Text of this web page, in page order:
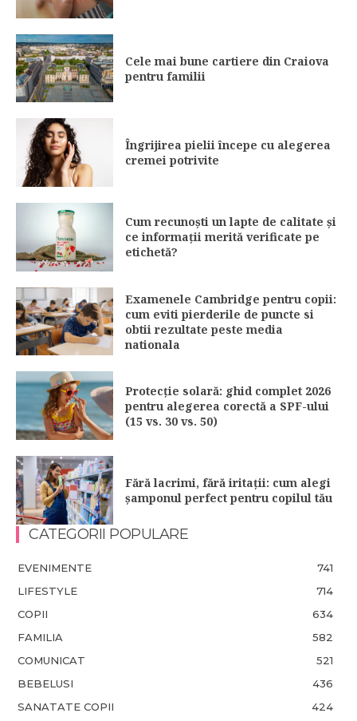
Cele mai bune cartiere din Craiova
pentru familii
Îngrijirea pielii începe cu alegerea
cremei potrivite
Cum recunoști un lapte de calitate și
ce informații merită verificate pe
etichetă?
Examenele Cambridge pentru copii:
cum eviti pierderile de puncte si
obtii rezultate peste media
nationala
Protecție solară: ghid complet 2026
pentru alegerea corectă a SPF-ului
(15 vs. 30 vs. 50)
Fără lacrimi, fără iritații: cum alegi
șamponul perfect pentru copilul tău
CATEGORII POPULARE
EVENIMENTE
741
LIFESTYLE
714
COPII
634
FAMILIA
582
COMUNICAT
521
BEBELUSI
436
SANATATE COPII
424